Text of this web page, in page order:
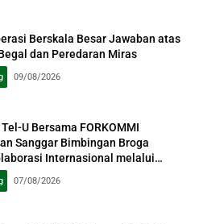
Berskala Besar Jawaban atas
dan Peredaran Miras
09/08/2026
Tel-U Bersama FORKOMMI
Sanggar Bimbingan Broga
Internasional melalui
kepada Masyarakat
07/08/2026